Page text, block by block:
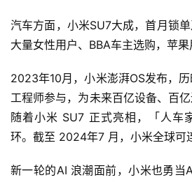
汽车方面，小米SU7大成，首月锁单
大量女性用户、BBA车主选购，苹果
2023年10月，小米澎湃OS发布，
工程师参与，为未来百亿设备、百亿
随着小米 SU7 正式亮相，「人车
环。截至 2024年7 月，小米全球可
新一轮的AI 浪潮面前，小米也勇当